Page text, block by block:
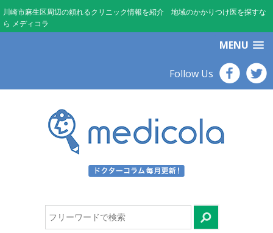
川崎市麻生区周辺の頼れるクリニック情報を紹介 地域のかかりつけ医を探すな
ら メディコラ
MENU
Follow Us